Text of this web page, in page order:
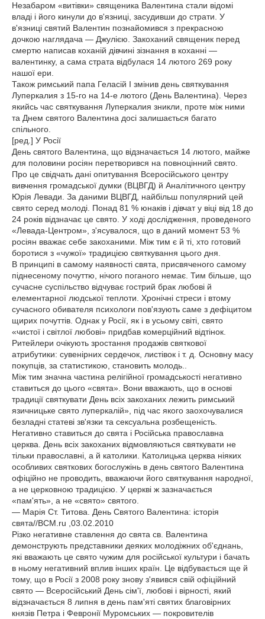
Незабаром «витівки» священика Валентина стали відомі
владі і його кинули до в'язниці, засудивши до страти. У
в'язниці святий Валентин познайомився з прекрасною
дочкою наглядача — Джулією. Закоханий священик перед
смертю написав коханій дівчині зізнання в коханні —
валентинку, а сама страта відбулася 14 лютого 269 року
нашої ери.
Також римський папа Геласій I змінив день святкування
Луперкалия з 15-го на 14-е лютого (День Валентина). Через
якийсь час святкування Луперкалия зникли, проте між ними
та Днем святого Валентина досі залишається багато
спільного.
[ред.] У Росії
День святого Валентина, що відзначається 14 лютого, майже
для половини росіян перетворився на повноцінний свято.
Про це свідчать дані опитування Всеросійського центру
вивчення громадської думки (ВЦВГД) й Аналітичного центру
Юрія Левади. За даними ВЦВГД, найбільш популярний цей
свято серед молоді. Понад 81 % юнаків і дівчат у віці від 18 до
24 років відзначає це свято. У ході дослідження, проведеного
«Левада-Центром», з'ясувалося, що в даний момент 53 %
росіян вважає себе закоханими. Між тим є й ті, хто готовий
боротися з «чужої» традицією святкування цього дня.
В принципі в самому наявності свята, присвяченого самому
піднесеному почуттю, нічого поганого немає. Тим більше, що
сучасне суспільство відчуває гострий брак любові й
елементарної людської теплоти. Хронічні стреси і втому
сучасного обивателя психологи пов'язують саме з дефіцитом
щирих почуттів. Однак у Росії, як і в усьому світі, свято
«чистої і світлої любові» придбав комерційний відтінок.
Ритейлери очікують зростання продажів святкової
атрибутики: сувенірних сердечок, листівок і т. д. Основну масу
покупців, за статистикою, становить молодь..
Між тим значна частина релігійної громадськості негативно
ставиться до цього «свята». Вони вважають, що в основі
традиції святкувати День всіх закоханих лежить римський
язичницьке свято луперкалій», під час якого заохочувалися
безладні статеві зв'язки та сексуальна розбещеність.
Негативно ставиться до свята і Російська православна
церква. День всіх закоханих відмовляються святкувати не
тільки православні, а й католики. Католицька церква ніяких
особливих святкових богослужінь в день святого Валентина
офіційно не проводить, вважаючи його святкування народної,
а не церковною традицією. У церкві ж зазначається
«пам'ять», а не «свято» святого.
— Марія Ст. Титова. День Святого Валентина: історія
свята//BCM.ru ,03.02.2010
Різко негативне ставлення до свята св. Валентина
демонструють представники деяких молодіжних об'єднань,
які вважають це свято чужим для російської культури і бачать
в ньому негативний вплив інших країн. Це відбувається ще й
тому, що в Росії з 2008 року знову з'явився свій офіційний
свято — Всеросійський День сім'ї, любові і вірності, який
відзначається 8 липня в день пам'яті святих благовірних
князів Петра і Февронії Муромських — покровителів